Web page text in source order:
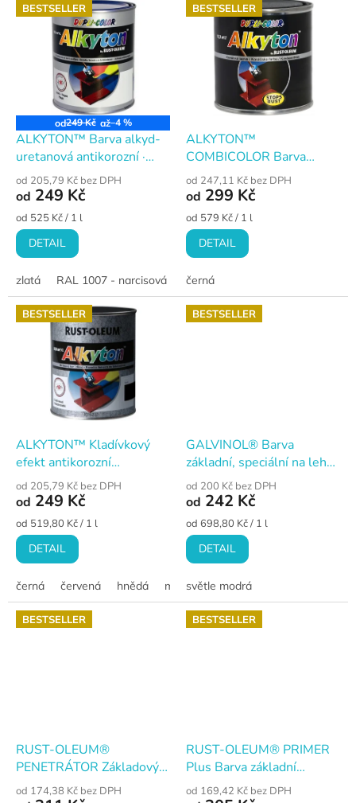
d
BESTSELLER
od249 Kč až–4 %
ALKYTON™ Barva alkyd-
uretanová antikorozní ·
hladká
od 205,79 Kč bez DPH
od 249 Kč
Měrná
cena:
od 525 Kč / 1 l
DETAIL
zlatá RAL 1007 - narcisová žlutá RAL 1015 - slonová kost
BESTSELLER
ALKYTON™
COMBICOLOR Barva
antikorozní · kovářská
od 247,11 Kč bez DPH
od 299 Kč
Měrná
cena:
od 579 Kč / 1 l
DETAIL
černá
BESTSELLER
ALKYTON™ Kladívkový
efekt antikorozní
alkyduretanová barva
od 205,79 Kč bez DPH
od 249 Kč
Měrná
cena:
od 519,80 Kč / 1 l
DETAIL
černá červená hnědá měděná šedá
BESTSELLER
GALVINOL® Barva
základní, speciální na lehké
kovy
od 200 Kč bez DPH
od 242 Kč
Měrná
cena:
od 698,80 Kč / 1 l
DETAIL
světle modrá
BESTSELLER
RUST-OLEUM®
PENETRÁTOR Základový
nátěr na hrubou korozi
od 174,38 Kč bez DPH
BESTSELLER
RUST-OLEUM® PRIMER
Plus Barva základní
antikorozní na kov
od 169,42 Kč bez DPH